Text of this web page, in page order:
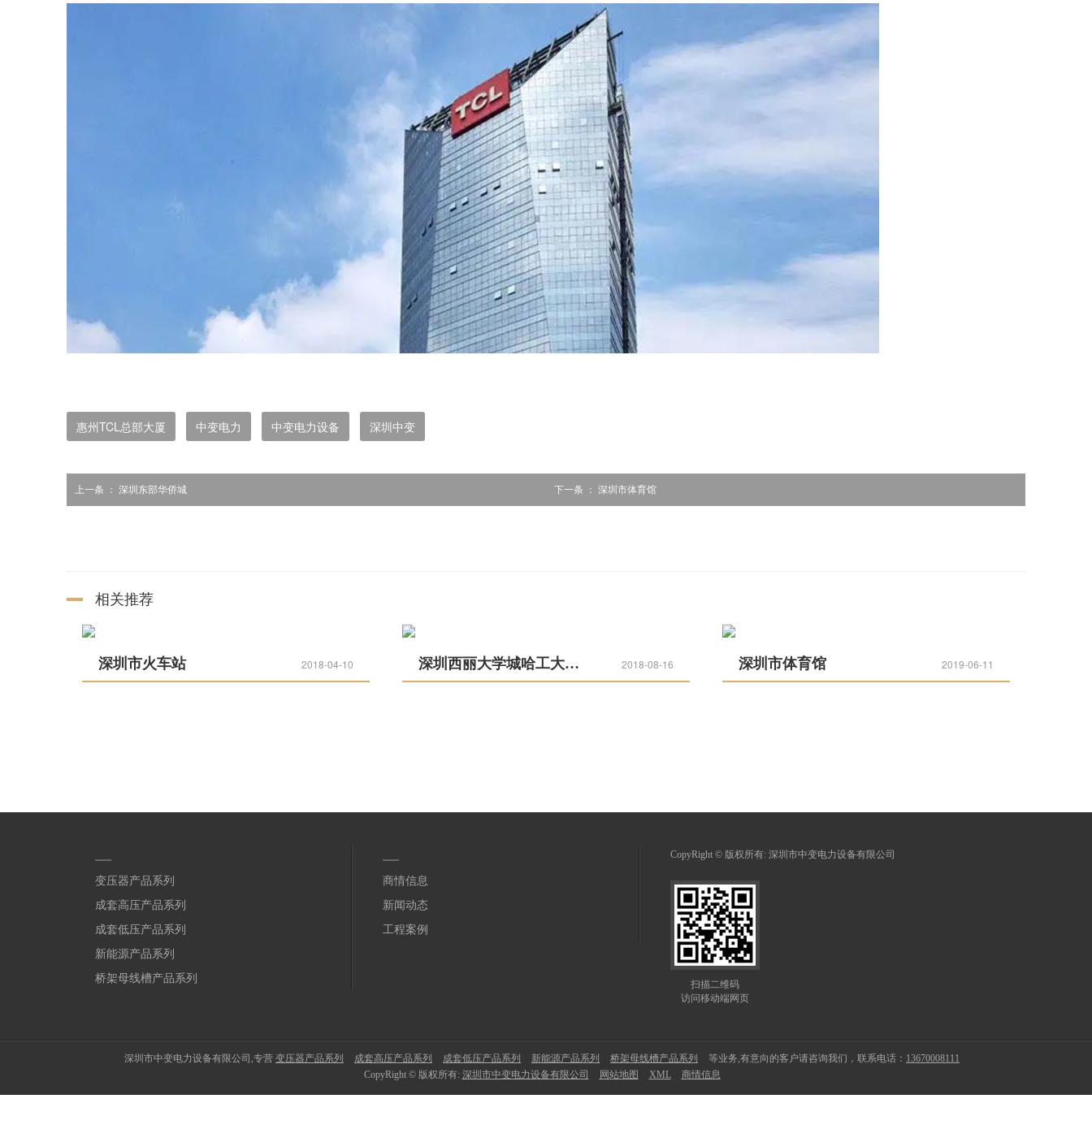
惠州TCL总部大厦 中变电力 中变电力设备 深圳中变
上一条 ： 深圳东部华侨城 下一条 ： 深圳市体育馆
相关推荐
深圳市火车站 2018-04-10 深圳西丽大学城哈工大校区 2018-08-16 深圳市体育馆 2019-06-11
变压器产品系列
成套高压产品系列
成套低压产品系列
新能源产品系列
桥架母线槽产品系列
商情信息
新闻动态
工程案例
CopyRight © 版权所有: 深圳市中变电力设备有限公司
扫描二维码
访问移动端网页
深圳市中变电力设备有限公司,专营 变压器产品系列 成套高压产品系列 成套低压产品系列 新能源产品系列 桥架母线槽产品系列 等业务,有意向的客户请咨询我们，联系电话： 13670008111
CopyRight © 版权所有: 深圳市中变电力设备有限公司 网站地图 XML 商情信息